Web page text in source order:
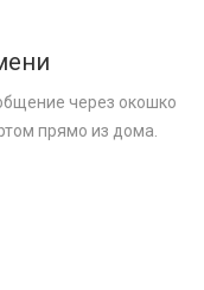
через окошко
прямо из дома.